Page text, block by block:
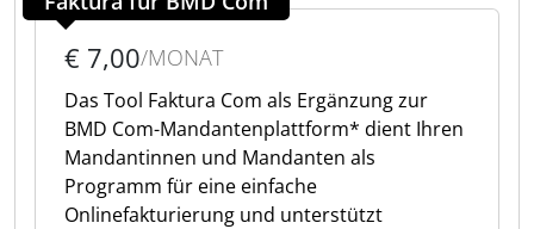
€ 7,00/MONAT
Das Tool Faktura Com als Ergänzung zur
BMD Com-Mandantenplattform* dient Ihren
Mandantinnen und Mandanten als
Programm für eine einfache
Onlinefakturierung und unterstützt